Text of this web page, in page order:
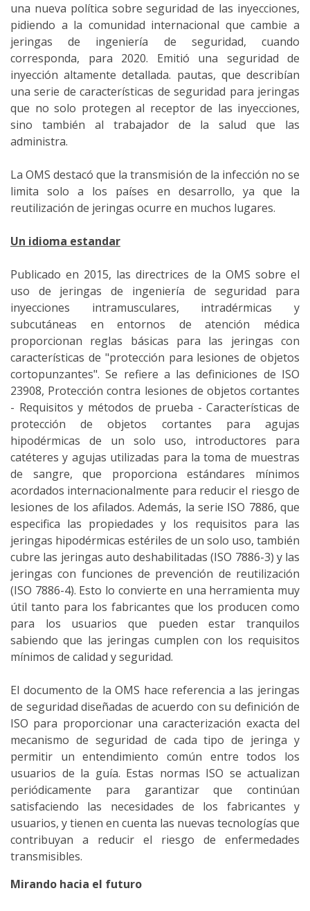
una nueva política sobre seguridad de las inyecciones,
pidiendo a la comunidad internacional que cambie a
jeringas de ingeniería de seguridad, cuando
corresponda, para 2020. Emitió una seguridad de
inyección altamente detallada. pautas, que describían
una serie de características de seguridad para jeringas
que no solo protegen al receptor de las inyecciones,
sino también al trabajador de la salud que las
administra.
La OMS destacó que la transmisión de la infección no se
limita solo a los países en desarrollo, ya que la
reutilización de jeringas ocurre en muchos lugares.
Un idioma estandar
Publicado en 2015, las directrices de la OMS sobre el
uso de jeringas de ingeniería de seguridad para
inyecciones intramusculares, intradérmicas y
subcutáneas en entornos de atención médica
proporcionan reglas básicas para las jeringas con
características de "protección para lesiones de objetos
cortopunzantes". Se refiere a las definiciones de ISO
23908, Protección contra lesiones de objetos cortantes
- Requisitos y métodos de prueba - Características de
protección de objetos cortantes para agujas
hipodérmicas de un solo uso, introductores para
catéteres y agujas utilizadas para la toma de muestras
de sangre, que proporciona estándares mínimos
acordados internacionalmente para reducir el riesgo de
lesiones de los afilados. Además, la serie ISO 7886, que
especifica las propiedades y los requisitos para las
jeringas hipodérmicas estériles de un solo uso, también
cubre las jeringas auto deshabilitadas (ISO 7886-3) y las
jeringas con funciones de prevención de reutilización
(ISO 7886-4). Esto lo convierte en una herramienta muy
útil tanto para los fabricantes que los producen como
para los usuarios que pueden estar tranquilos
sabiendo que las jeringas cumplen con los requisitos
mínimos de calidad y seguridad.
El documento de la OMS hace referencia a las jeringas
de seguridad diseñadas de acuerdo con su definición de
ISO para proporcionar una caracterización exacta del
mecanismo de seguridad de cada tipo de jeringa y
permitir un entendimiento común entre todos los
usuarios de la guía. Estas normas ISO se actualizan
periódicamente para garantizar que continúan
satisfaciendo las necesidades de los fabricantes y
usuarios, y tienen en cuenta las nuevas tecnologías que
contribuyan a reducir el riesgo de enfermedades
transmisibles.
Mirando hacia el futuro